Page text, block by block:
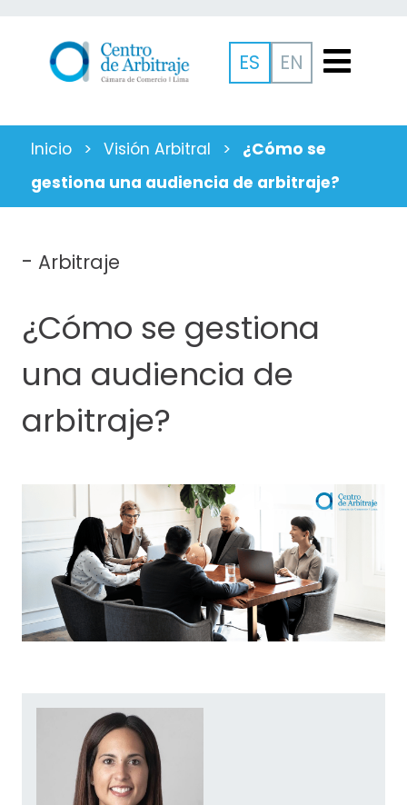
EN
ES
Inicio > Visión Arbitral >
¿Cómo se
gestiona una audiencia de arbitraje?
- Arbitraje
¿Cómo se gestiona
una audiencia de
arbitraje?